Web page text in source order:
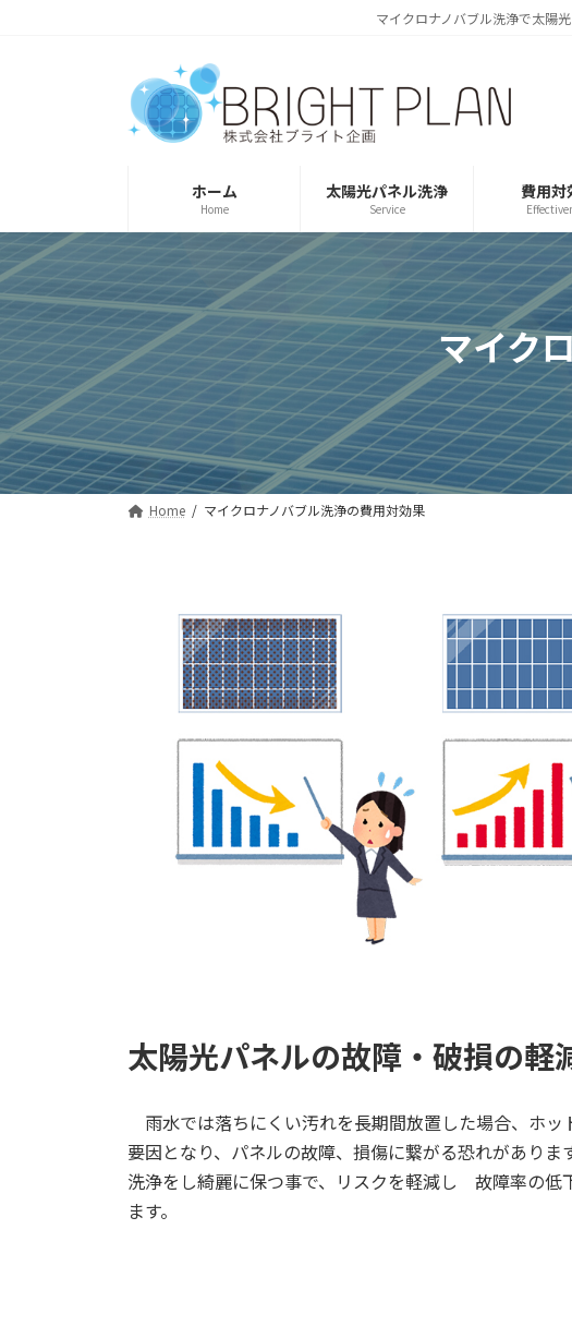
プ
動
マイクロナノバブル洗浄で太陽
ホーム
Home
太陽光パネル洗浄
Service
費用対
マイク
Home マイクロナノバブル洗浄の費用対効果
太陽光パネルの故障・破損の軽
雨水では落ちにくい汚れを長期間放置した場合、ホッ
要因となり、パネルの故障、損傷に繋がる恐れがあります
洗浄をし綺麗に保つ事で、リスクを軽減し 故障率の低
ます。